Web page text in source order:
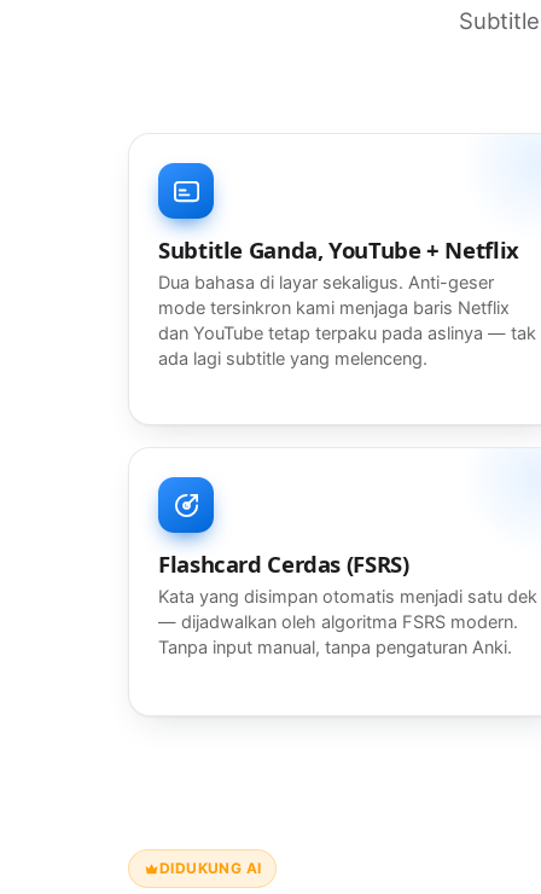
Subtitle Ganda, YouTube + Netflix
Dua bahasa di layar sekaligus. Anti-geser
mode tersinkron kami menjaga baris Netflix
dan YouTube tetap terpaku pada aslinya — tak
ada lagi subtitle yang melenceng.
Flashcard Cerdas (FSRS)
Kata yang disimpan otomatis menjadi satu dek
— dijadwalkan oleh algoritma FSRS modern.
Tanpa input manual, tanpa pengaturan Anki.
DIDUKUNG AI